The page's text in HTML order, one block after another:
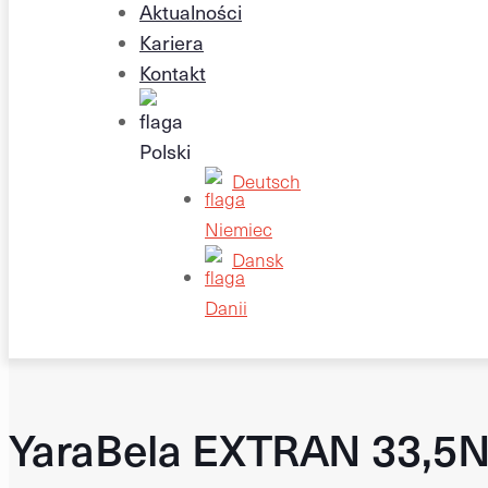
Aktualności
Kariera
Kontakt
Deutsch
Dansk
YaraBela EXTRAN